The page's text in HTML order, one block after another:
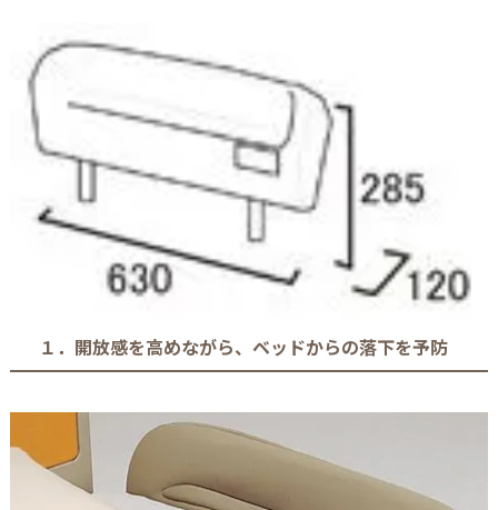
１．開放感を高めながら、ベッドからの落下を予防